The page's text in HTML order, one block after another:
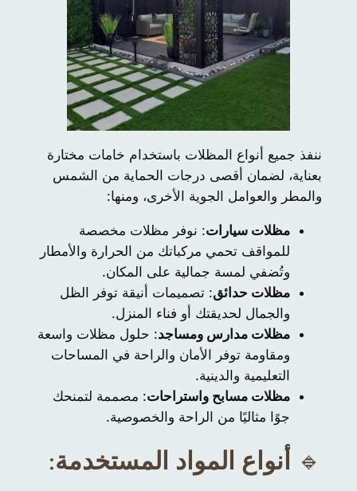
ننفذ جميع أنواع المظلات باستخدام خامات مختارة
بعناية، لضمان أقصى درجات الحماية من الشمس
والمطر والعوامل الجوية الأخرى، ومنها:
مظلات سيارات: نوفر مظلات مخصصة
للمواقف تحمي مركباتك من الحرارة والأمطار
وتُضفي لمسة جمالية على المكان.
مظلات حدائق: تصميمات أنيقة توفر الظل
والجمال لحديقتك أو فناء المنزل.
مظلات مدارس ومساجد: حلول مظلات واسعة
ومقاومة توفر الأمان والراحة في المساحات
التعليمية والدينية.
مظلات مسابح واستراحات: مصممة لتمنحك
جوًا مثاليًا من الراحة والخصوصية.
🔹 أنواع المواد المستخدمة: